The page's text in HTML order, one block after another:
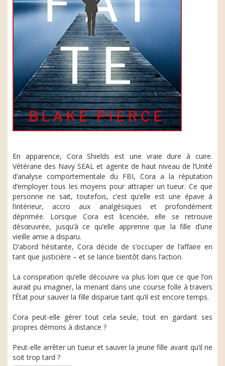
En apparence, Cora Shields est une vraie dure à cuire.
Vétérane des Navy SEAL et agente de haut niveau de l’Unité
d’analyse comportementale du FBI, Cora a la réputation
d’employer tous les moyens pour attraper un tueur. Ce que
personne ne sait, toutefois, c’est qu’elle est une épave à
l’intérieur, accro aux analgésiques et profondément
déprimée. Lorsque Cora est licenciée, elle se retrouve
désœuvrée, jusqu’à ce qu’elle apprenne que la fille d’une
vieille amie a disparu.
D’abord hésitante, Cora décide de s’occuper de l’affaire en
tant que justicière – et se lance bientôt dans l’action.
La conspiration qu’elle découvre va plus loin que ce que l’on
aurait pu imaginer, la menant dans une course folle à travers
l’État pour sauver la fille disparue tant qu’il est encore temps.
Cora peut-elle gérer tout cela seule, tout en gardant ses
propres démons à distance ?
Peut-elle arrêter un tueur et sauver la jeune fille avant qu’il ne
soit trop tard ?